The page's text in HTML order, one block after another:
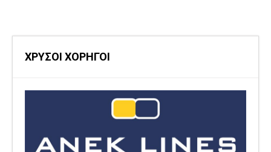
ΧΡΥΣΟΙ ΧΟΡΗΓΟΙ